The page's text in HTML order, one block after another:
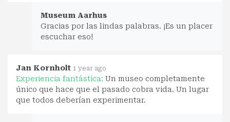
Museum Aarhus
Gracias por las lindas palabras. ¡Es un placer
escuchar eso!
Jan Kornholt 1 year ago
Experiencia fantástica: Un museo completamente
único que hace que el pasado cobra vida. Un lugar
que todos deberían experimentar.